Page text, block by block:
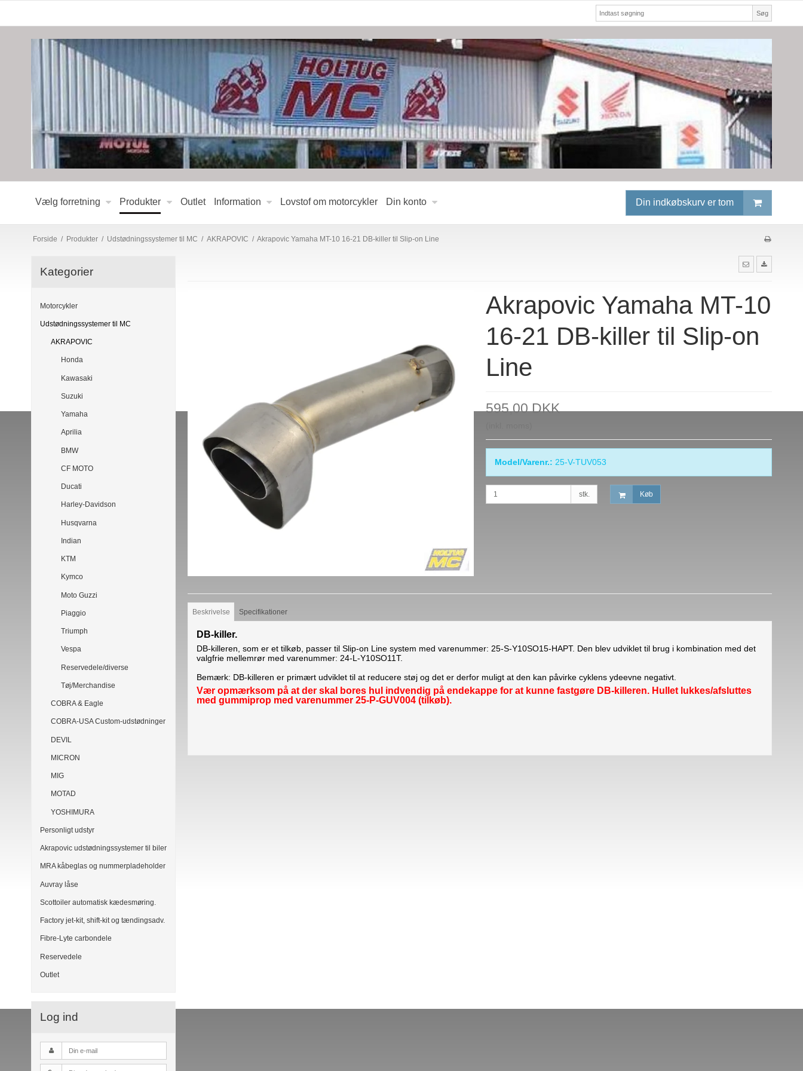
Søg
Vælg forretning Produkter Outlet Information Lovstof om motorcykler Din konto Din indkøbskurv er tom
Forside / Produkter / Udstødningssystemer til MC / AKRAPOVIC / Akrapovic Yamaha MT-10 16-21 DB-killer til Slip-on Line
Kategorier
Motorcykler
Udstødningssystemer til MC
AKRAPOVIC
Honda
Kawasaki
Suzuki
Yamaha
Aprilia
BMW
CF MOTO
Ducati
Harley-Davidson
Husqvarna
Indian
KTM
Kymco
Moto Guzzi
Piaggio
Triumph
Vespa
Reservedele/diverse
Tøj/Merchandise
COBRA & Eagle
COBRA-USA Custom-udstødninger
DEVIL
MICRON
MIG
MOTAD
YOSHIMURA
Personligt udstyr
Akrapovic udstødningssystemer til biler
MRA kåbeglas og nummerpladeholder
Auvray låse
Scottoiler automatisk kædesmøring.
Factory jet-kit, shift-kit og tændingsadv.
Fibre-Lyte carbondele
Reservedele
Outlet
Log ind
Akrapovic Yamaha MT-10
16-21 DB-killer til Slip-on
Line
595,00 DKK
Model/Varenr.: 25-V-TUV053
stk. Køb
Beskrivelse Specifikationer
DB-killer.
DB-killeren, som er et tilkøb, passer til Slip-on Line system med varenummer: 25-S-Y10SO15-HAPT. Den blev udviklet til brug i kombination med det
valgfrie mellemrør med varenummer: 24-L-Y10SO11T.
Bemærk: DB-killeren er primært udviklet til at reducere støj og det er derfor muligt at den kan påvirke cyklens ydeevne negativt.
Vær opmærksom på at der skal bores hul indvendig på endekappe for at kunne fastgøre DB-killeren. Hullet lukkes/afsluttes
med gummiprop med varenummer 25-P-GUV004 (tilkøb).